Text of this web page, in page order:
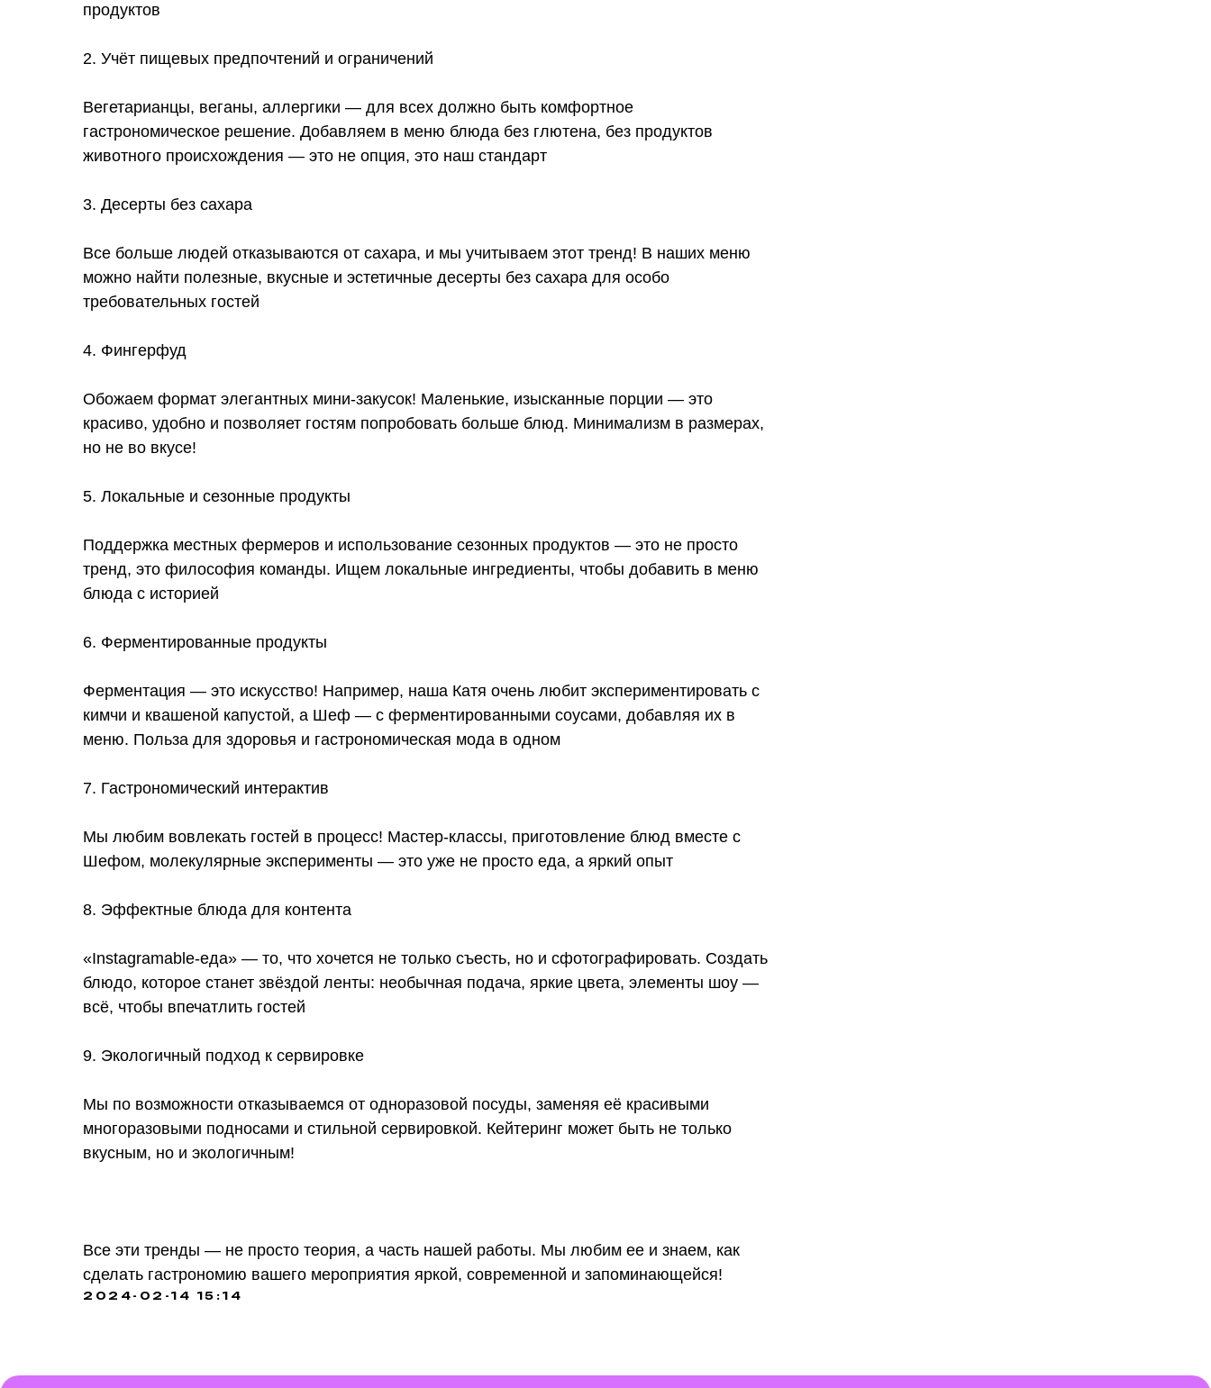
продуктов
2. Учёт пищевых предпочтений и ограничений
Вегетарианцы, веганы, аллергики — для всех должно быть комфортное
гастрономическое решение. Добавляем в меню блюда без глютена, без продуктов
животного происхождения — это не опция, это наш стандарт
3. Десерты без сахара
Все больше людей отказываются от сахара, и мы учитываем этот тренд! В наших меню
можно найти полезные, вкусные и эстетичные десерты без сахара для особо
требовательных гостей
4. Фингерфуд
Обожаем формат элегантных мини-закусок! Маленькие, изысканные порции — это
красиво, удобно и позволяет гостям попробовать больше блюд. Минимализм в размерах,
но не во вкусе!
5. Локальные и сезонные продукты
Поддержка местных фермеров и использование сезонных продуктов — это не просто
тренд, это философия команды. Ищем локальные ингредиенты, чтобы добавить в меню
блюда с историей
6. Ферментированные продукты
Ферментация — это искусство! Например, наша Катя очень любит экспериментировать с
кимчи и квашеной капустой, а Шеф — с ферментированными соусами, добавляя их в
меню. Польза для здоровья и гастрономическая мода в одном
7. Гастрономический интерактив
Мы любим вовлекать гостей в процесс! Мастер-классы, приготовление блюд вместе с
Шефом, молекулярные эксперименты — это уже не просто еда, а яркий опыт
8. Эффектные блюда для контента
«Instagramable-еда» — то, что хочется не только съесть, но и сфотографировать. Создать
блюдо, которое станет звёздой ленты: необычная подача, яркие цвета, элементы шоу —
всё, чтобы впечатлить гостей
9. Экологичный подход к сервировке
Мы по возможности отказываемся от одноразовой посуды, заменяя её красивыми
многоразовыми подносами и стильной сервировкой. Кейтеринг может быть не только
вкусным, но и экологичным!
Все эти тренды — не просто теория, а часть нашей работы. Мы любим ее и знаем, как
сделать гастрономию вашего мероприятия яркой, современной и запоминающейся!
2024-02-14 15:14
КЕЙСЫ
БЛОГ
КОНТАКТЫ
О НАС